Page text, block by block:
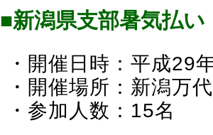
■新潟県支部暑気払
・開催日時：平成
・開催場所：新潟万
・参加人数：15名